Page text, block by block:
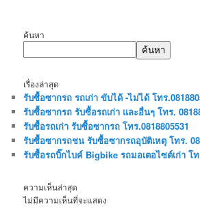
ค้นหา
ค้นหา
เรื่องล่าสุด
รับซื้อซากรถ รถเก่า ขับได้ -ไม่ได้ โทร
รับซื้อซากรถ รับซื้อรถเก่า และอื่นๆ โทร.
รับซื้อรถเก่า รับซื้อซากรถ โทร.0818805531
รับซื้อซากรถชน รับซื้อซากรถอุบัติเหตุ โทร.
รับซื้อรถบิ๊กไบค์ Bigbike รถมอเตอไซต์เก่า โท
ความเห็นล่าสุด
ไม่มีความเห็นที่จะแสดง